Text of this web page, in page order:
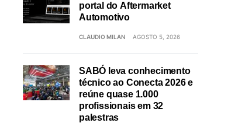
portal do Aftermarket
Automotivo
CLAUDIO MILAN AGOSTO 5, 2026
SABÓ leva conhecimento
técnico ao Conecta 2026 e
reúne quase 1.000
profissionais em 32
palestras